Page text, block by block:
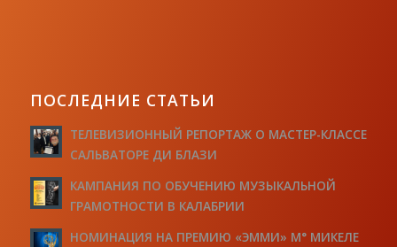
ПОСЛЕДНИЕ СТАТЬИ
ТЕЛЕВИЗИОННЫЙ РЕПОРТАЖ О МАСТЕР-КЛАССЕ
САЛЬВАТОРЕ ДИ БЛАЗИ
КАМПАНИЯ ПО ОБУЧЕНИЮ МУЗЫКАЛЬНОЙ
ГРАМОТНОСТИ В КАЛАБРИИ
НОМИНАЦИЯ НА ПРЕМИЮ «ЭММИ» М° МИКЕЛЕ